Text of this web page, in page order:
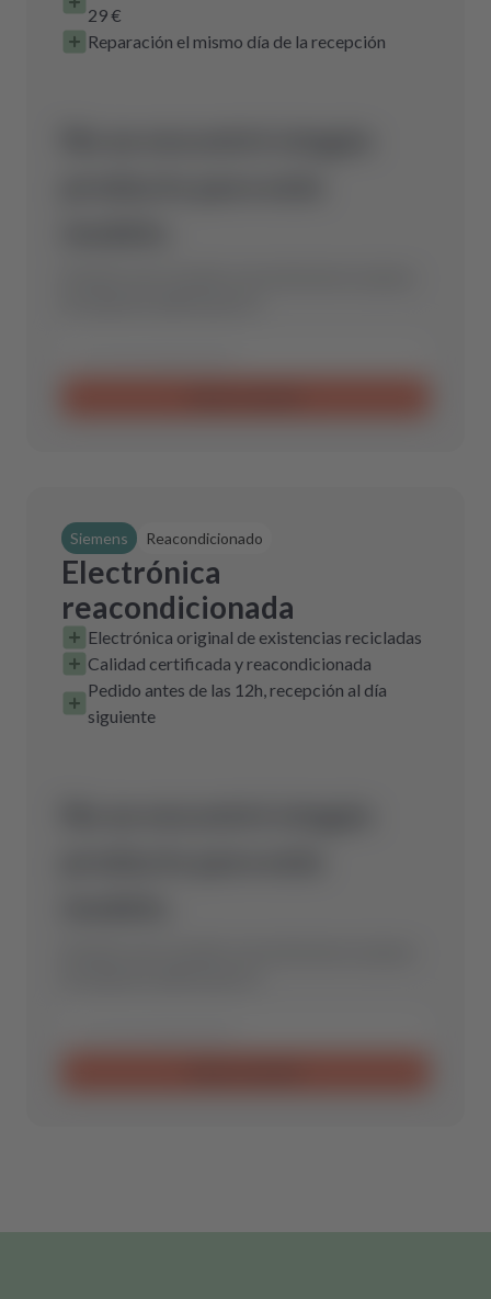
29 €
Reparación el mismo día de la recepción
Siemens Reacondicionado
Electrónica
reacondicionada
Electrónica original de existencias recicladas
Calidad certificada y reacondicionada
Pedido antes de las 12h, recepción al día
siguiente